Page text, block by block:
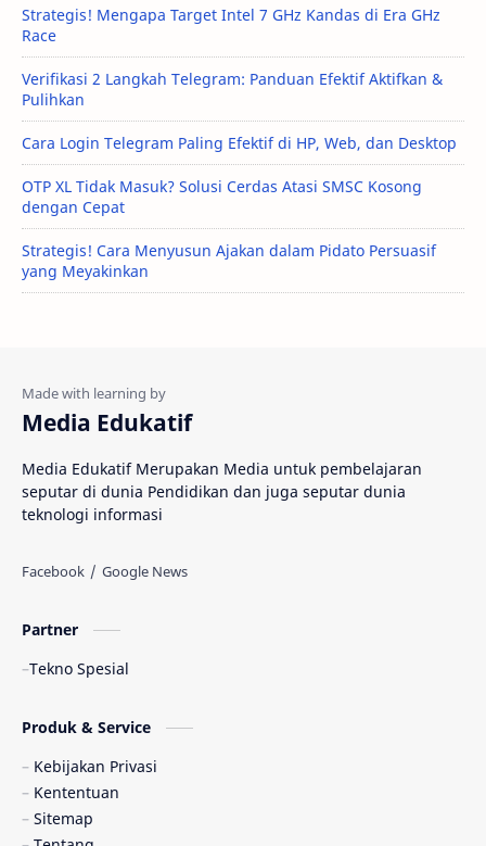
Strategis! Mengapa Target Intel 7 GHz Kandas di Era GHz
Race
Verifikasi 2 Langkah Telegram: Panduan Efektif Aktifkan &
Pulihkan
Cara Login Telegram Paling Efektif di HP, Web, dan Desktop
OTP XL Tidak Masuk? Solusi Cerdas Atasi SMSC Kosong
dengan Cepat
Strategis! Cara Menyusun Ajakan dalam Pidato Persuasif
yang Meyakinkan
Media Edukatif
Media Edukatif Merupakan Media untuk pembelajaran
seputar di dunia Pendidikan dan juga seputar dunia
teknologi informasi
Partner
Tekno Spesial
Produk & Service
Kebijakan Privasi
Kententuan
Sitemap